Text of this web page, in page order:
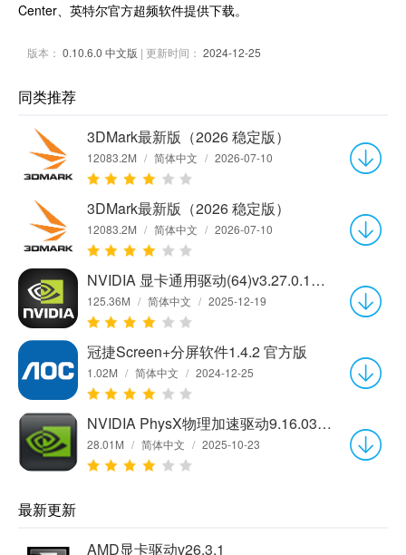
Center、英特尔官方超频软件提供下载。
版本： 0.10.6.0 中文版 | 更新时间： 2024-12-25
同类推荐
3DMark最新版（2026 稳定版）
12083.2M / 简体中文 / 2026-07-10
3DMark最新版（2026 稳定版）
12083.2M / 简体中文 / 2026-07-10
NVIDIA 显卡通用驱动(64)v3.27.0.112最新版
125.36M / 简体中文 / 2025-12-19
冠捷Screen+分屏软件1.4.2 官方版
1.02M / 简体中文 / 2024-12-25
NVIDIA PhysX物理加速驱动9.16.0318 免费版
28.01M / 简体中文 / 2025-10-23
最新更新
AMD显卡驱动v26.3.1